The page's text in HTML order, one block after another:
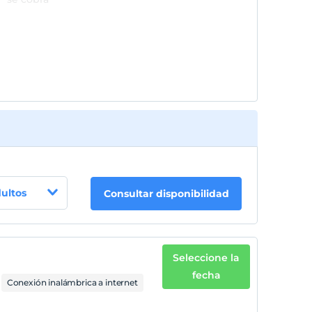
Consultar disponibilidad
Conexión inalámbrica a internet
Seleccione la
fecha